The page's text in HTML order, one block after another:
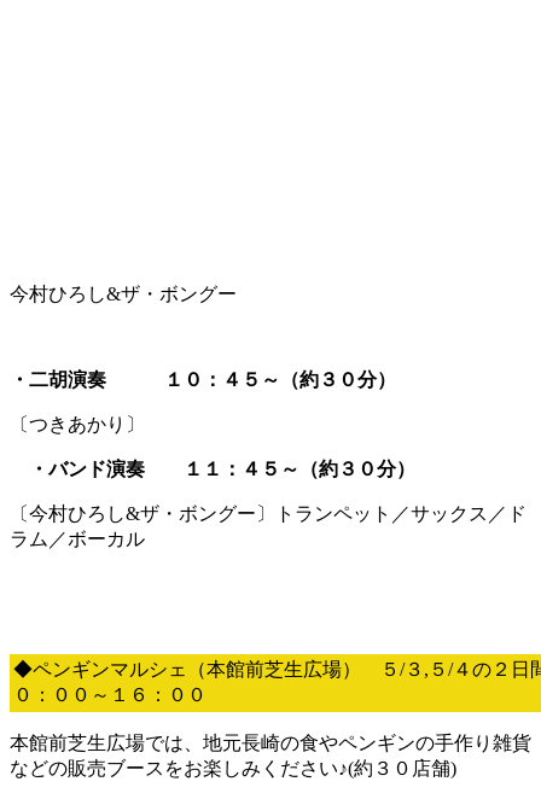
今村ひろし&ザ・ボングー
・二胡演奏 １０：４５～（約３０分）
〔つきあかり〕
・バンド演奏 １１：４５～（約３０分）
〔今村ひろし&ザ・ボングー〕トランペット／サックス／ド
ラム／ボーカル
◆ペンギンマルシェ（本館前芝生広場） ５/３,５/４の２
０：００～１６：００
本館前芝生広場では、地元長崎の食やペンギンの手作り雑貨
などの販売ブースをお楽しみください♪(約３０店舗)